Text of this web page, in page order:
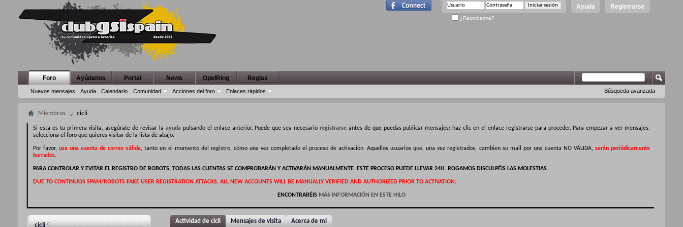
Registrarse
Ayuda
¿Recordarme?
Foro
Nuevos mensajes Ayuda Calendario Comunidad Acciones del foro Enlaces rápidos
Ayúdanos Portal News OpelRing Reglas
Búsqueda avanzada
Miembros cicli
Si esta es tu primera visita, asegúrate de revisar la ayudapulsando el enlace anterior. Puede que sea necesarioregistrarse antes de que puedas publicar mensajes: haz clic en el enlace registrarse para proceder. Para empezar a ver mensajes,
selecciona el foro que quieres visitar de la lista de abajo.
Por favor,usa una cuenta de correo válida, tanto en el momento del registro, cómo una vez completado el proceso de activación. Aquellos usuarios que, una vez registrados, cambien su mail por una cuenta NO VÁLIDA, serán periódicamente
borrados.
PARA CONTROLAR Y EVITAR EL REGISTRO DE ROBOTS, TODAS LAS CUENTAS SE COMPROBARÁN Y ACTIVARÁN MANUALMENTE. ESTE PROCESO PUEDE LLEVAR 24H. ROGAMOS DISCULPÉIS LAS MOLESTIAS.
DUE TO CONTINUOS SPAM/ROBOTS FAKE USER REGISTRATION ATTACKS, ALL NEW ACCOUNTS WILL BE MANUALLY VERIFIED AND AUTHORIZED PRIOR TO ACTIVATION.
ENCONTRARÉIS MÁS INFORMACIÓN EN ESTE HILO
cicli
Actividad de cicli Mensajes de visita Acerca de mi